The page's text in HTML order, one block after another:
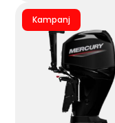
Kampanj